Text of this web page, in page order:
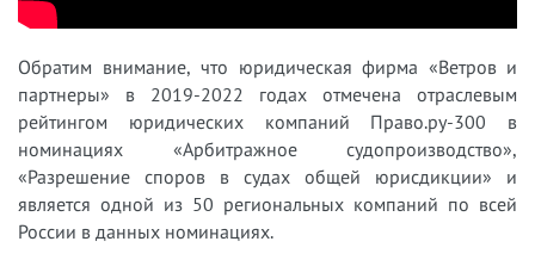
Обратим внимание, что юридическая фирма «Ветров и
партнеры» в 2019-2022 годах отмечена отраслевым
рейтингом юридических компаний Право.ру-300 в
номинациях «Арбитражное судопроизводство»,
«Разрешение споров в судах общей юрисдикции» и
является одной из 50 региональных компаний по всей
России в данных номинациях.